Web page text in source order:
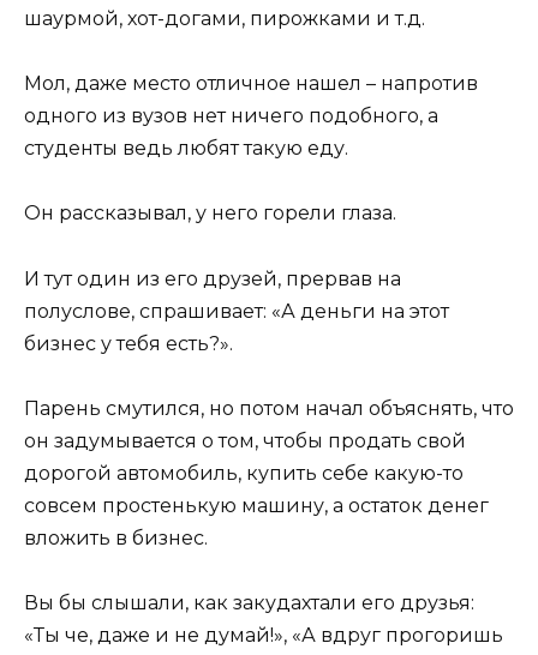
шаурмой, хот-догами, пирожками и т.д.
Мол, даже место отличное нашел – напротив
одного из вузов нет ничего подобного, а
студенты ведь любят такую еду.
Он рассказывал, у него горели глаза.
И тут один из его друзей, прервав на
полуслове, спрашивает: «А деньги на этот
бизнес у тебя есть?».
Парень смутился, но потом начал объяснять, что
он задумывается о том, чтобы продать свой
дорогой автомобиль, купить себе какую-то
совсем простенькую машину, а остаток денег
вложить в бизнес.
Вы бы слышали, как закудахтали его друзья:
«Ты че, даже и не думай!», «А вдруг прогоришь